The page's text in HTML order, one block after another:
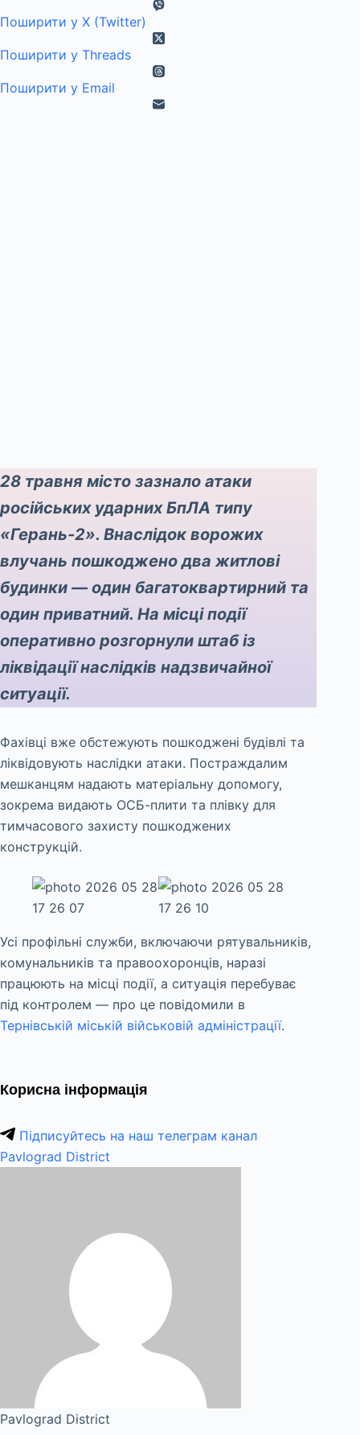
Поширити у X (Twitter)
Поширити у Threads
Поширити у Email
28 травня місто зазнало атаки
російських ударних БпЛА типу
«Герань-2». Внаслідок ворожих
влучань пошкоджено два житлові
будинки — один багатоквартирний та
один приватний. На місці події
оперативно розгорнули штаб із
ліквідації наслідків надзвичайної
ситуації.
Фахівці вже обстежують пошкоджені будівлі та
ліквідовують наслідки атаки. Постраждалим
мешканцям надають матеріальну допомогу,
зокрема видають ОСБ-плити та плівку для
тимчасового захисту пошкоджених
конструкцій.
Усі профільні служби, включаючи рятувальників,
комунальників та правоохоронців, наразі
працюють на місці події, а ситуація перебуває
під контролем — про це повідомили в
Тернівській міській військовій адміністрації.
Корисна інформація
Підписуйтесь на наш телеграм канал
Pavlograd District
Pavlograd District